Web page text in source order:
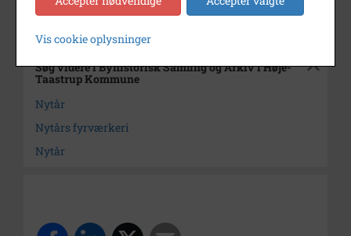
Søg videre i Byhistorisk Samling og Arkiv i Høje-
Taastrup Kommune
Nytår
Nytårs fyrværkeri
Nytår
Vis cookie oplysninger